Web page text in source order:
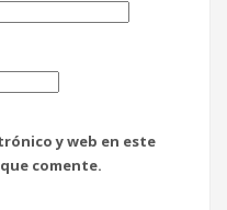
y web en este
comente.